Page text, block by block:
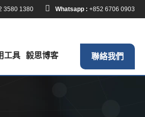
3580 1380 Whatsapp : +852 6706 0903
工具 毅思博客 聯絡我們